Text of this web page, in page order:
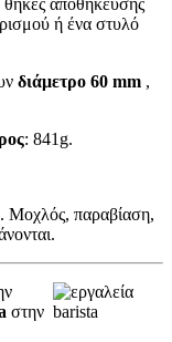
ή ένα στυλό
διάμετρο 60 mm ,
: 841g.
Μοχλός, παραβίαση,
στην